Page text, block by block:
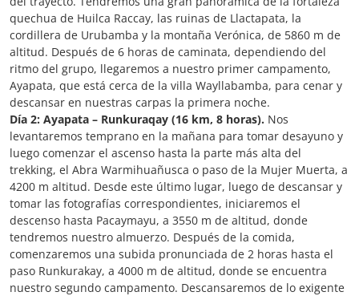
quechua de Huilca Raccay, las ruinas de Llactapata, la
cordillera de Urubamba y la montaña Verónica, de 5860 m de
altitud. Después de 6 horas de caminata, dependiendo del
ritmo del grupo, llegaremos a nuestro primer campamento,
Ayapata, que está cerca de la villa Wayllabamba, para cenar y
descansar en nuestras carpas la primera noche.
Día 2: Ayapata – Runkuraqay (16 km, 8 horas). Nos
levantaremos temprano en la mañana para tomar desayuno y
luego comenzar el ascenso hasta la parte más alta del
trekking, el Abra Warmihuañusca o paso de la Mujer Muerta, a
4200 m altitud. Desde este último lugar, luego de descansar y
tomar las fotografías correspondientes, iniciaremos el
descenso hasta Pacaymayu, a 3550 m de altitud, donde
tendremos nuestro almuerzo. Después de la comida,
comenzaremos una subida pronunciada de 2 horas hasta el
paso Runkurakay, a 4000 m de altitud, donde se encuentra
nuestro segundo campamento. Descansaremos de lo exigente